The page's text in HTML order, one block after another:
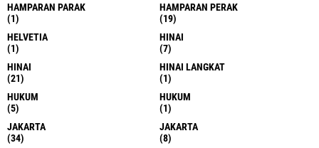
HAMPARAN PARAK
(1)
HAMPARAN PERAK
(19)
HELVETIA
(1)
HINAI
(7)
HINAI
(21)
HINAI LANGKAT
(1)
HUKUM
(5)
HUKUM
(1)
JAKARTA
(34)
JAKARTA
(8)